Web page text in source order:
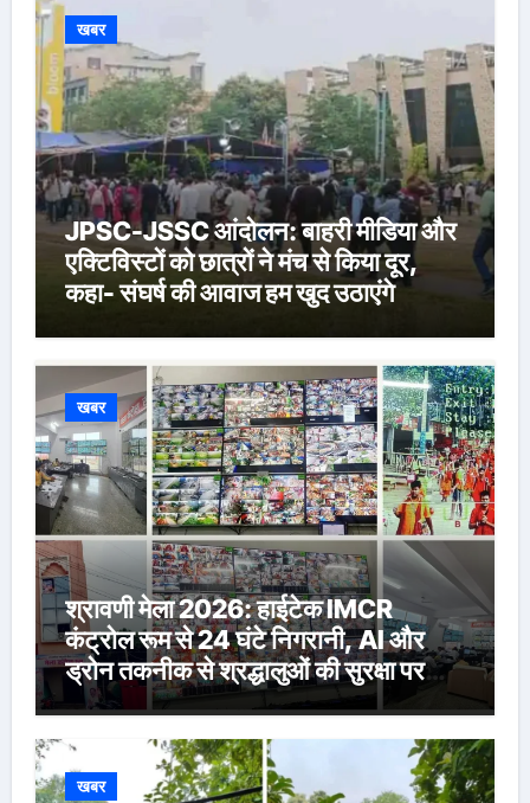
खबर
JPSC-JSSC आंदोलन: बाहरी मीडिया और
एक्टिविस्टों को छात्रों ने मंच से किया दूर,
कहा- संघर्ष की आवाज हम खुद उठाएंगे
खबर
श्रावणी मेला 2026: हाईटेक IMCR
कंट्रोल रूम से 24 घंटे निगरानी, AI और
ड्रोन तकनीक से श्रद्धालुओं की सुरक्षा पर
विशेष नजर
खबर